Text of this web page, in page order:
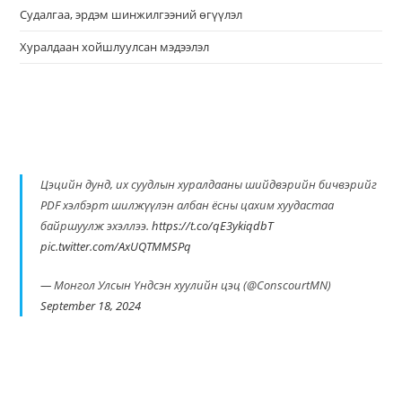
Судалгаа, эрдэм шинжилгээний өгүүлэл
Хуралдаан хойшлуулсан мэдээлэл
Цэцийн дунд, их суудлын хуралдааны шийдвэрийн бичвэрийг
PDF хэлбэрт шилжүүлэн албан ёсны цахим хуудастаа
байршуулж эхэллээ.https://t.co/qE3ykiqdbT
pic.twitter.com/AxUQTMMSPq
— Монгол Улсын Үндсэн хуулийн цэц (@ConscourtMN)
September 18, 2024